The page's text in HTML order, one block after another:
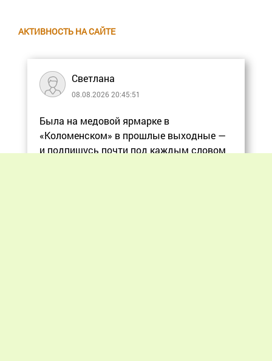
АКТИВНОСТЬ НА САЙТЕ
Светлана
08.08.2026 20:45:51
Была на медовой ярмарке в
«Коломенском» в прошлые выходные —
и подпишусь почти под каждым словом